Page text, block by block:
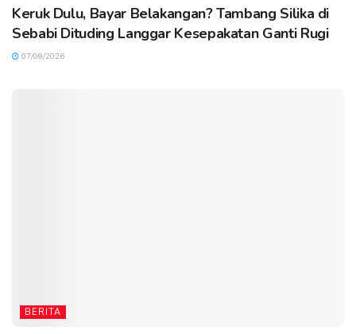
Keruk Dulu, Bayar Belakangan? Tambang Silika di
Sebabi Dituding Langgar Kesepakatan Ganti Rugi
07/08/2026
BERITA